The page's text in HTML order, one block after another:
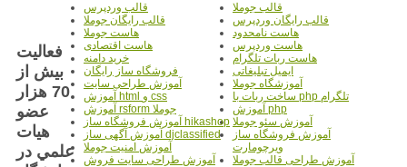
قالب جوملا
قالب وردپرس
قالب رایگان وردپرس
قالب رایگان جوملا
هاست نامحدود
هاست جوملا
هاست وردپرس
هاست اقتصادی
هاست ربات تلگرام
خرید دامنه
ایمیل تبلیغاتی
فروشگاه ساز رایگان
آموزشگاه جوملا
آموزش طراحی سایت
ساخت ربات با php تلگرام
آموزش html و css
آموزش php
آموزش rsform جوملا
آموزش سئو جوملا آموزش فروشگاه ساز hikashop
آموزش فروشگاه ساز
ویرچومارت
آموزش آگهی ساز djclassified
آموزش امنیت جوملا
آموزش طراحی قالب جوملا
آموزش طراحی سایت فروش
فعاليت
بيش از
70 هزار
عضو
هيات
علمي در